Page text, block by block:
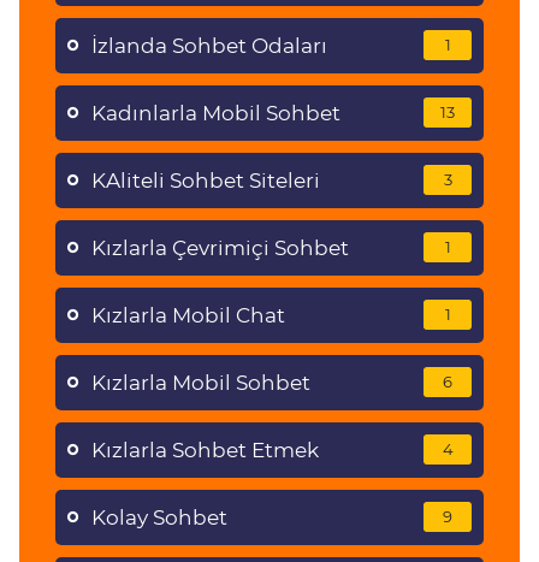
İzlanda Sohbet Odaları 1
Kadınlarla Mobil Sohbet 13
KAliteli Sohbet Siteleri 3
Kızlarla Çevrimiçi Sohbet 1
Kızlarla Mobil Chat 1
Kızlarla Mobil Sohbet 6
Kızlarla Sohbet Etmek 4
Kolay Sohbet 9